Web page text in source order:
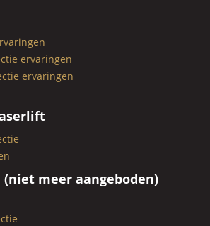
ervaringen
ervaringen
meer aangeboden)